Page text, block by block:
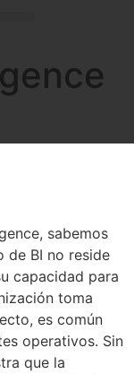
sabemos
de BI no reside
capacidad para
toma
es común
operativos. Sin
que la